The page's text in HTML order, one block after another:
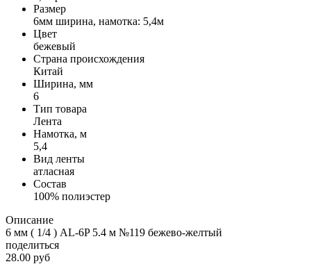
Размер
6мм ширина, намотка: 5,4м
Цвет
бежевый
Страна происхождения
Китай
Ширина, мм
6
Тип товара
Лента
Намотка, м
5,4
Вид ленты
атласная
Состав
100% полиэстер
Описание
6 мм ( 1/4 ) AL-6P 5.4 м №119 бежево-желтый
поделиться
28.00 руб